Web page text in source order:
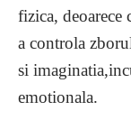
fizica, deoarece
a controla
si
emotionala.